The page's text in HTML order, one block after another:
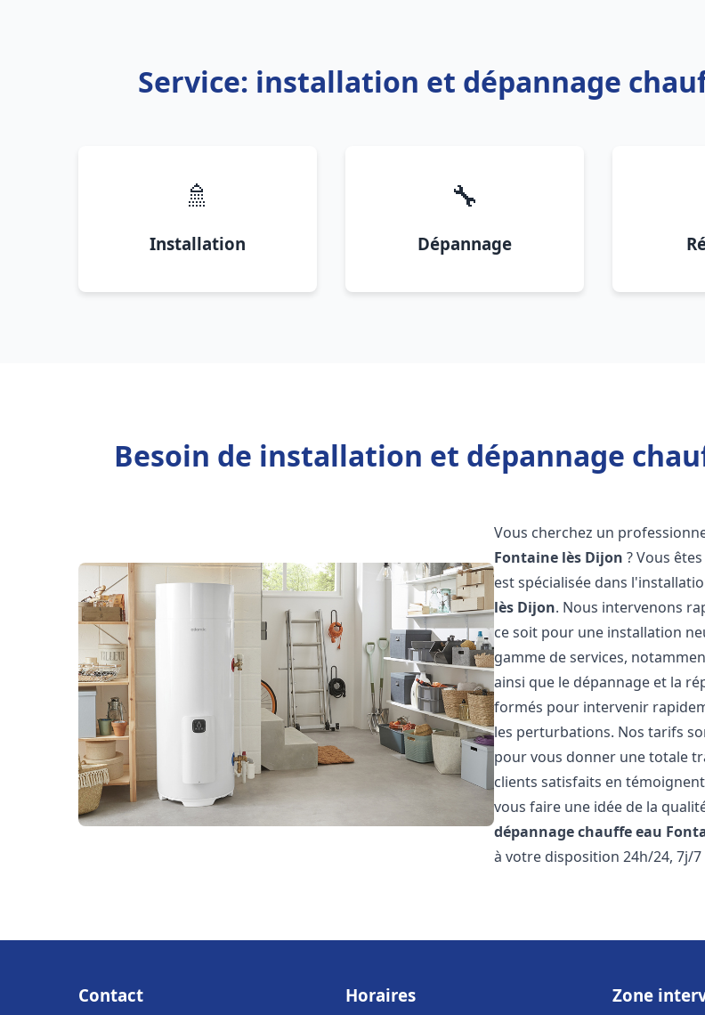
Service: installation et dépannage
🚿
Installation
🔧
Dépannage
Besoin de installation et dépannage
Vous cherchez un
Fontaine lès Dijon ? Vous
est spécialisée dans
lès Dijon. Nous intervenons
ce soit pour une installation
gamme de services,
ainsi que le dépannage et la
formés pour intervenir
les perturbations. Nos tarifs
pour vous donner une totale
clients satisfaits en
vous faire une idée de la
dépannage chauffe eau
à votre disposition 24h/24, 7j/
Contact Horaires Zone